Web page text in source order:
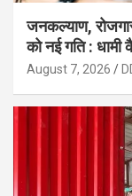
जनकल्याण,
को नई गति :
August 7, 2026